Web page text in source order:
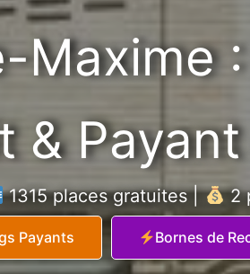
Maxime
&
1315 places gratuites | 2
Payants Bornes de